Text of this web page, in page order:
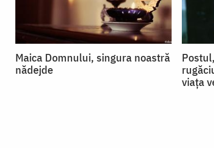
Maica Domnului, singura noastră
nădejde
viața